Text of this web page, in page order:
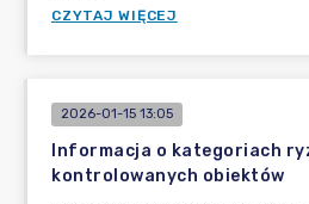
CZYTAJ WIĘCEJ
2026-01-15 13:05
Informacja o kategoriach
kontrolowanych obiektów